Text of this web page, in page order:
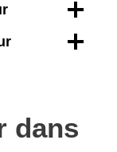
dans